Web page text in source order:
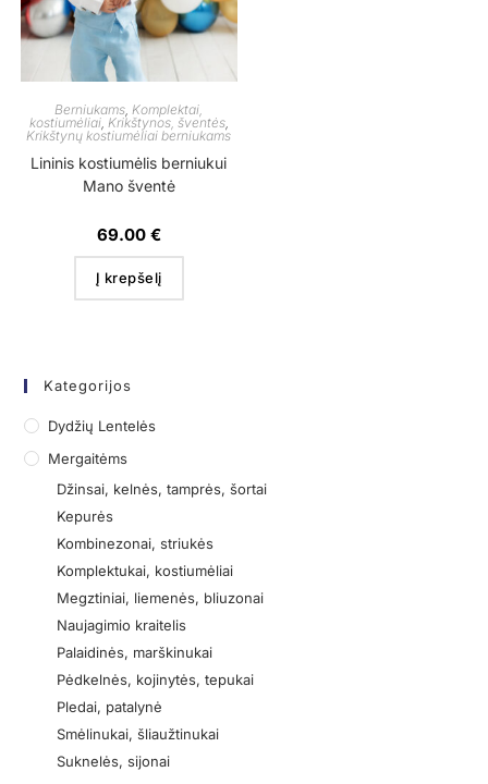
Berniukams Komplektai,
kostiumėliai, Krikštynos, šventės,
Krikštynų kostiumėliai berniukams
Lininis kostiumėlis berniukui
Mano šventė
69.00 €
Į krepšelį
Kategorijos
Dydžių Lentelės
Mergaitėms
Džinsai, kelnės, tamprės, šortai
Kepurės
Kombinezonai, striukės
Komplektukai, kostiumėliai
Megztiniai, liemenės, bliuzonai
Naujagimio kraitelis
Palaidinės, marškinukai
Pėdkelnės, kojinytės, tepukai
Pledai, patalynė
Smėlinukai, šliaužtinukai
Suknelės, sijonai